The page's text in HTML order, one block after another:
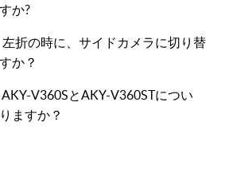
か?
折の時に、サイドカメラに切り替
か？
V360SとAKY-V360STについ
ますか？